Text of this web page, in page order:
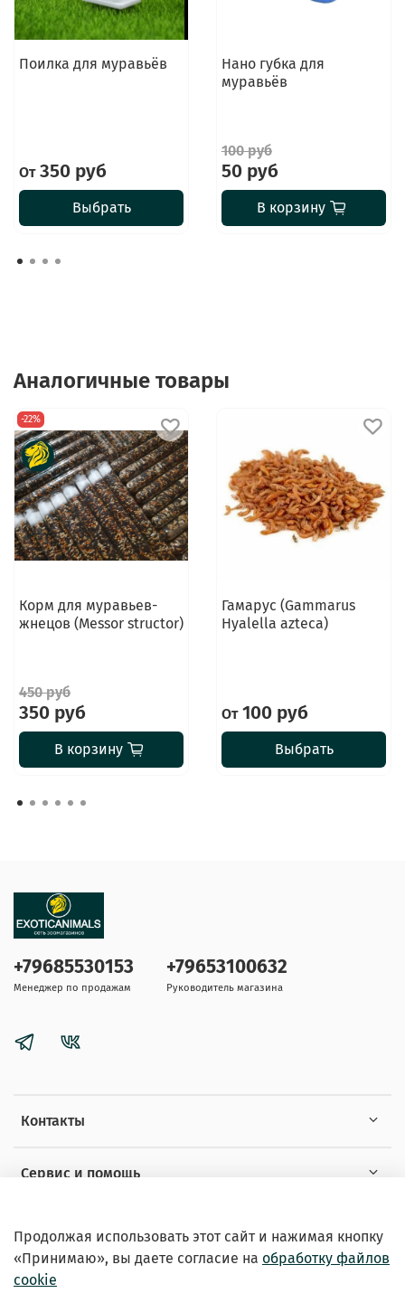
Поилка для муравьёв
От350 руб
Выбрать
Нано губка для
муравьёв
100 руб
50 руб
В корзину
Аналогичные товары
-22%
Корм для муравьев-
жнецов (Messor structor)
450 руб
350 руб
В корзину
Гамарус (Gammarus
Hyalella azteca)
От100 руб
Выбрать
Контакты
Сервис и помощь
+79685530153
Менеджер по продажам
+79653100632
Руководитель магазина
Продолжая использовать этот сайт и нажимая кнопку
«Принимаю», вы даете согласие на обработку файлов
cookie